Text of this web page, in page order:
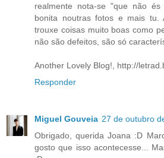
realmente nota-se "que não
bonita noutras fotos e mais
trouxe coisas muito boas como
não são defeitos, são só
Another Lovely Blog!, http://
Responder
Miguel Gouveia 27 de outubro
Obrigado, querida Joana :D
gosto que isso acontecesse...